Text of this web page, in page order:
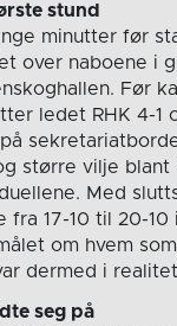
stund
minutter før
over naboene i
Før
ledet RHK 4-1
større vilje blant
Med
17-10 til 20-10
om hvem
dermed i
seg på